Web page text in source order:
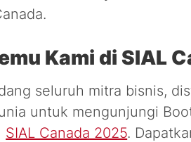
Kami di SIAL
seluruh mitra bisnis,
untuk mengunjungi
SIAL Canada 2025.